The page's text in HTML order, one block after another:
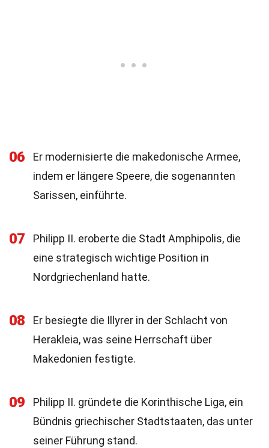
06
Er modernisierte die makedonische Armee,
indem er längere Speere, die sogenannten
Sarissen, einführte.
07
Philipp II. eroberte die Stadt Amphipolis, die
eine strategisch wichtige Position in
Nordgriechenland hatte.
08
Er besiegte die Illyrer in der Schlacht von
Herakleia, was seine Herrschaft über
Makedonien festigte.
09
Philipp II. gründete die Korinthische Liga, ein
Bündnis griechischer Stadtstaaten, das unter
seiner Führung stand.